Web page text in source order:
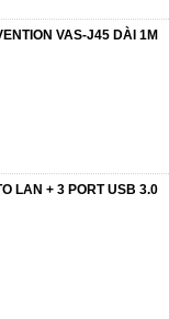
VAS-J45 DÀI 1M
LAN + 3 PORT USB 3.0